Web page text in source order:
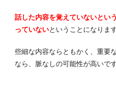
話した内容を覚えていないとい
っていないということになります
些細な内容ならともかく、重要
なら、脈なしの可能性が高いです